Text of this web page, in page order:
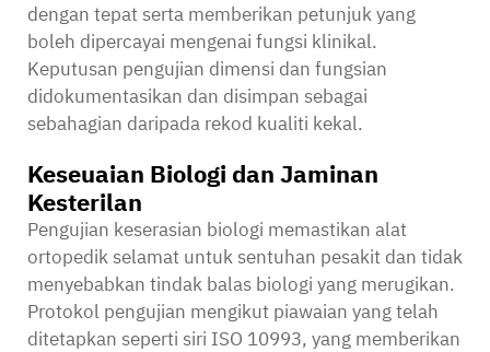
dengan tepat serta memberikan petunjuk yang
boleh dipercayai mengenai fungsi klinikal.
Keputusan pengujian dimensi dan fungsian
didokumentasikan dan disimpan sebagai
sebahagian daripada rekod kualiti kekal.
Keseuaian Biologi dan Jaminan
Kesterilan
Pengujian keserasian biologi memastikan alat
ortopedik selamat untuk sentuhan pesakit dan tidak
menyebabkan tindak balas biologi yang merugikan.
Protokol pengujian mengikut piawaian yang telah
ditetapkan seperti siri ISO 10993, yang memberikan